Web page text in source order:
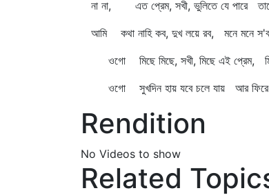
না না, এত প্রেম, সখী, ভুলিতে যে পারে
আমি কথা নাহি কব, দুখ লয়ে রব, মনে মনে স'ব
ওগো মিছে মিছে, সখী, মিছে এই প্রেম,
ওগো সুখদিন হায় যবে চলে যায় আর
Rendition
No Videos to show
Related